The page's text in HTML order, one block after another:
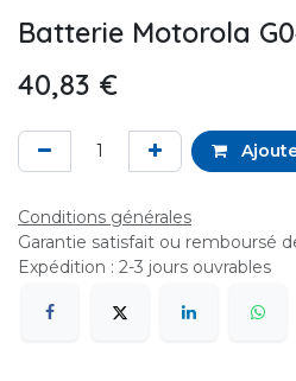
Batterie Motorola
40,83 €
Conditions générales
Garantie satisfait ou remboursé
Expédition : 2-3 jours ouvrables